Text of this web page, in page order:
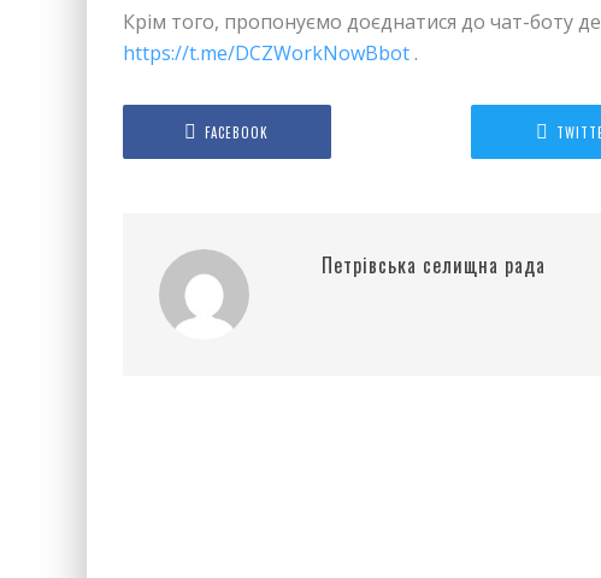
Крім того, пропонуємо доєднатися до чат-боту
https://t.me/DCZWorkNowBbot .
FACEBOOK
Петрівська селищна рада